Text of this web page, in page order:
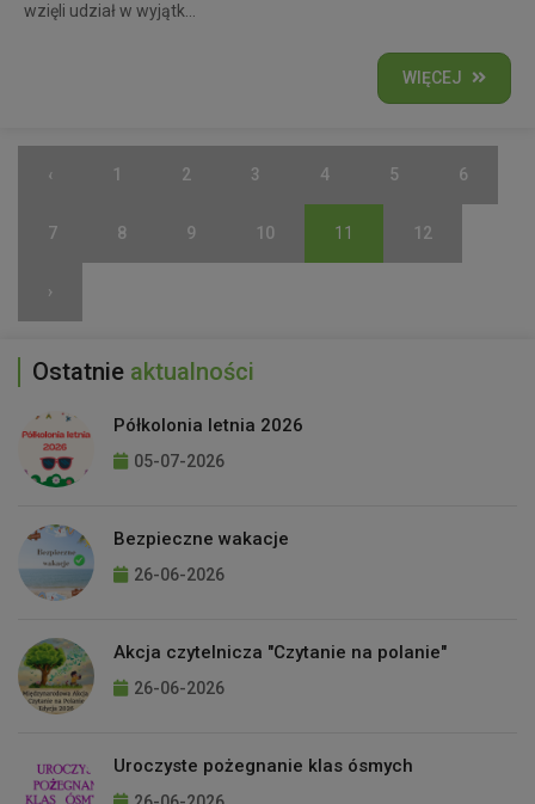
wzięli udział w wyjątk...
WIĘCEJ
‹ 1 2 3 4 5 6
7 8 9 10 11 12
›
Ostatnie aktualności
Półkolonia letnia 2026
05-07-2026
Bezpieczne wakacje
26-06-2026
Akcja czytelnicza "Czytanie na polanie"
26-06-2026
Uroczyste pożegnanie klas ósmych